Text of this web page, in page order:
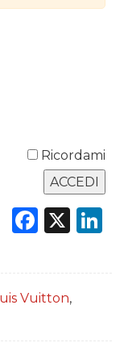
Ricordami
X
Vuitton,